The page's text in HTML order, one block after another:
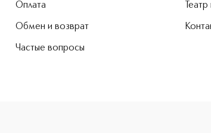
Оплата
Обмен и возврат
Частые вопросы